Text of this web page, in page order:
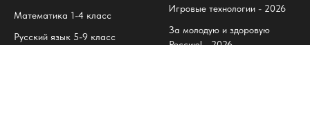
Математика 1-4 класс
Русский язык 5-9 класс
Игровые технологии - 2026
За молодую и здоровую
Россию! - 2026